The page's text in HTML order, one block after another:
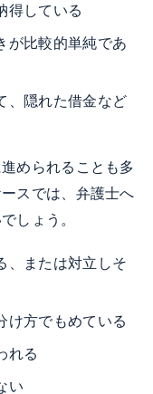
得している
が比較的単純であ
、隠れた借金など
められることも多
スでは、弁護士へ
しょう。
、または対立しそ
け方でもめている
れる
い